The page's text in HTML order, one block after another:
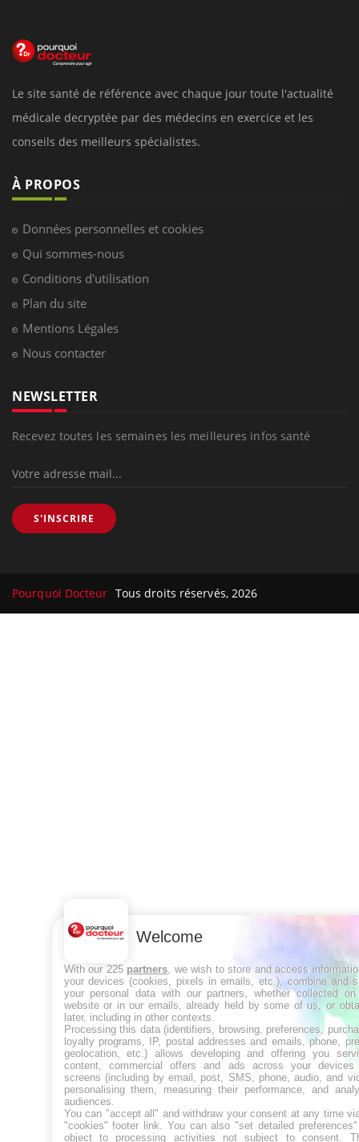
Le site santé de référence avec chaque jour toute l'actualité
médicale decryptée par des médecins en exercice et les
conseils des meilleurs spécialistes.
À PROPOS
Données personnelles et cookies
Qui sommes-nous
Conditions d'utilisation
Plan du site
Mentions Légales
Nous contacter
NEWSLETTER
Recevez toutes les semaines les meilleures infos santé
S'INSCRIRE
Pourquoi Docteur Tous droits réservés, 2026
Welcome
With our 225 partners , we wish to store and access
your devices (cookies, pixels in emails, etc.), combine and
your personal data with our partners, whether collected
website or in our emails, already held by some of us, or
later, including in other contexts.
Processing this data (identifiers, browsing, preferences,
loyalty programs, IP, postal addresses and emails, phone,
geolocation, etc.) allows developing and offering you
content, commercial offers and ads across your devices
screens (including by email, post, SMS, phone, audio, and
personalising them, measuring their performance, and
audiences.
You can "accept all" and withdraw your consent at any time
"cookies" footer link . You can also "set detailed
object to processing activities not subject to consent.